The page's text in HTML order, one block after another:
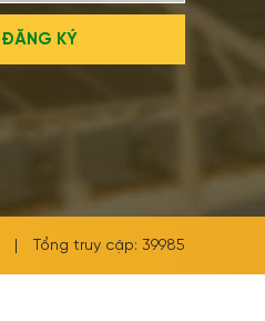
ĐĂNG KÝ
Tổng truy cập: 39985